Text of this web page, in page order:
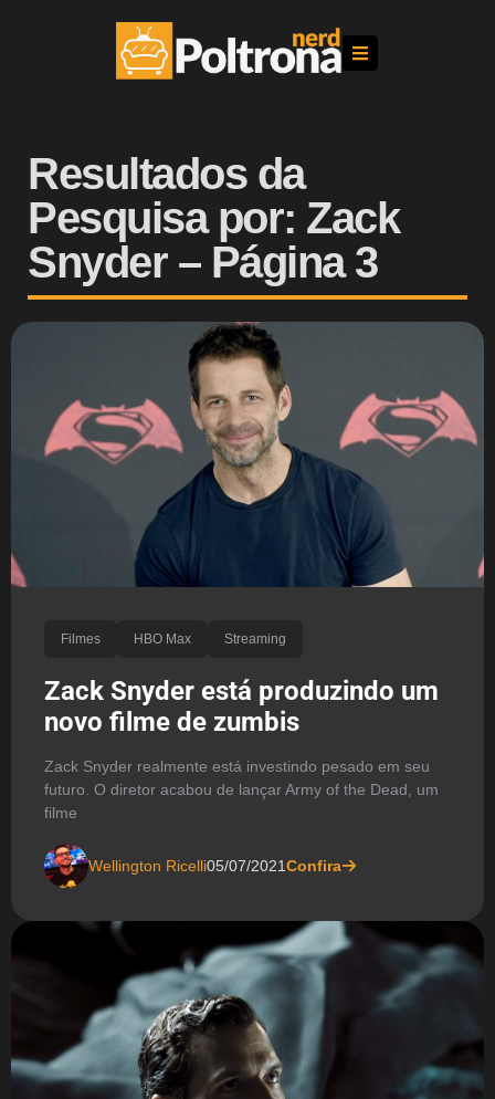
Resultados da
Pesquisa por: Zack
Snyder – Página 3
Filmes HBO Max Streaming
Zack Snyder está produzindo um
novo filme de zumbis
Zack Snyder realmente está investindo pesado em seu
futuro. O diretor acabou de lançar Army of the Dead, um
filme
Wellington Ricelli05/07/2021Confira